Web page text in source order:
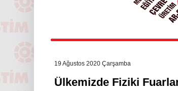
19 Ağustos 2020 Çarşamba
Ülkemizde Fiziki